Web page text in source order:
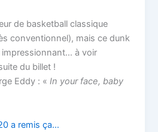
de basketball classique
conventionnel), mais ce dunk
impressionnant… à voir
du billet !
Eddy : «In your face, baby
a remis ça…